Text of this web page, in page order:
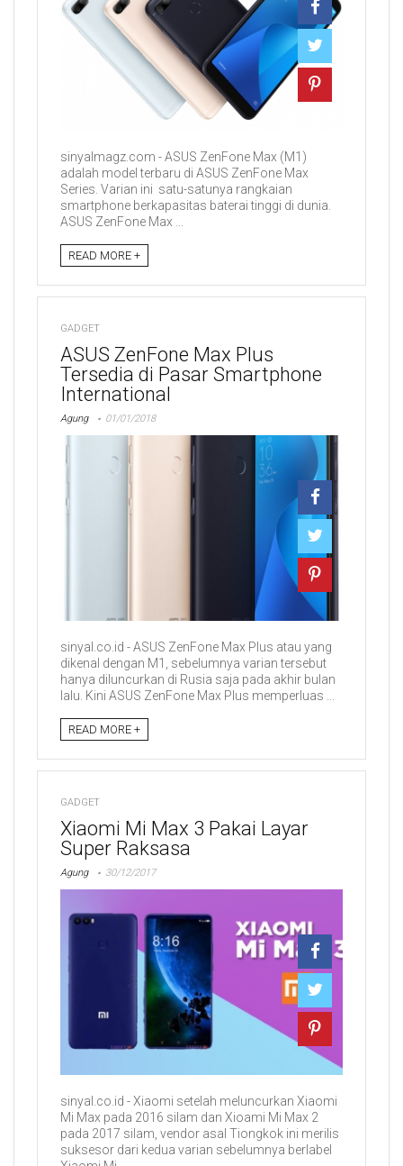
sinyalmagz.com - ASUS ZenFone Max (M1)
adalah model terbaru di ASUS ZenFone Max
Series. Varian ini satu-satunya rangkaian
smartphone berkapasitas baterai tinggi di dunia.
ASUS ZenFone Max ...
READ MORE +
GADGET
ASUS ZenFone Max Plus
Tersedia di Pasar Smartphone
International
Agung 01/01/2018
sinyal.co.id - ASUS ZenFone Max Plus atau yang
dikenal dengan M1, sebelumnya varian tersebut
hanya diluncurkan di Rusia saja pada akhir bulan
lalu. Kini ASUS ZenFone Max Plus memperluas ...
READ MORE +
GADGET
Xiaomi Mi Max 3 Pakai Layar
Super Raksasa
Agung 30/12/2017
sinyal.co.id - Xiaomi setelah meluncurkan Xiaomi
Mi Max pada 2016 silam dan Xioami Mi Max 2
pada 2017 silam, vendor asal Tiongkok ini merilis
suksesor dari kedua varian sebelumnya berlabel